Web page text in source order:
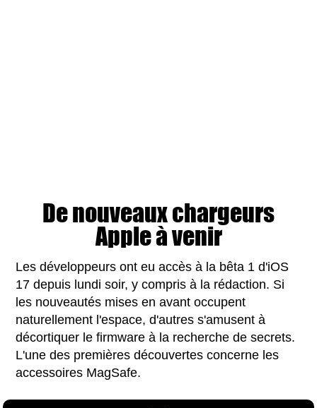
De nouveaux chargeurs
Apple à venir
Les développeurs ont eu accès à la bêta 1 d'iOS
17 depuis lundi soir, y compris à la rédaction. Si
les nouveautés mises en avant occupent
naturellement l'espace, d'autres s'amusent à
décortiquer le firmware à la recherche de secrets.
L'une des premières découvertes concerne les
accessoires MagSafe.